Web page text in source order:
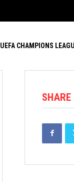
UEFA CHAMPIONS